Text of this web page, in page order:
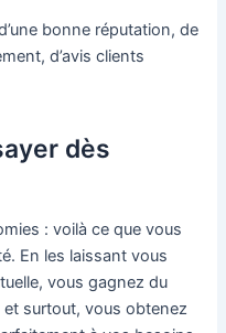
bonne réputation, de
d’avis clients
dès
: voilà ce que vous
En les laissant vous
vous gagnez du
surtout, vous obtenez